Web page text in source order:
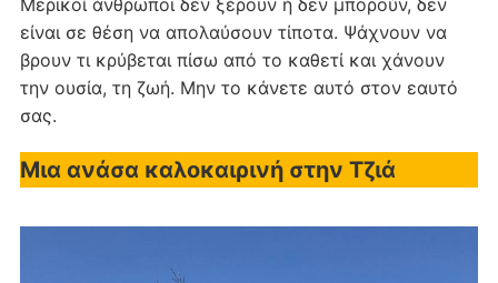
Μερικοί άνθρωποι δεν ξέρουν ή δεν μπορούν, δεν
είναι σε θέση να απολαύσουν τίποτα. Ψάχνουν να
βρουν τι κρύβεται πίσω από το καθετί και χάνουν
την ουσία, τη ζωή. Μην το κάνετε αυτό στον εαυτό
σας.
Μια ανάσα καλοκαιρινή στην Τζιά